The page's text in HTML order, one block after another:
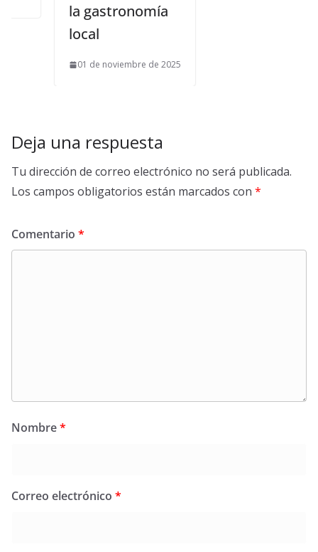
la gastronomía
01 de noviembre de 2025
Deja una respuesta
Tu dirección de correo electrónico no será publicada.
Los campos obligatorios están marcados con *
Comentario *
Nombre*
Correo electrónico *